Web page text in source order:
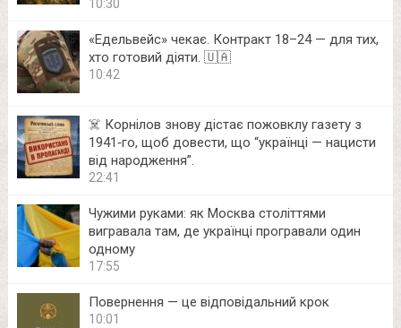
10:30
«Едельвейс» чекає. Контракт 18–24 — для тих,
хто готовий діяти. 🇺🇦
10:42
☠️ Корнілов знову дістає пожовклу газету з
1941‑го, щоб довести, що “українці — нацисти
від народження”.
22:41
Чужими руками: як Москва століттями
вигравала там, де українці програвали один
одному
17:55
Повернення — це відповідальний крок
10:01